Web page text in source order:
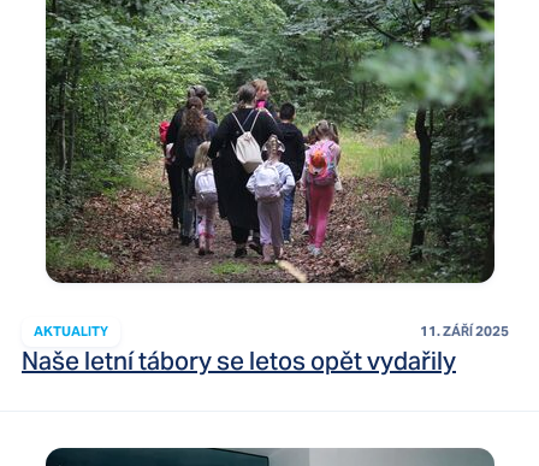
AKTUALITY 11. ZÁŘÍ 2025
Naše letní tábory se letos opět vydařily
O nás
Kontakt